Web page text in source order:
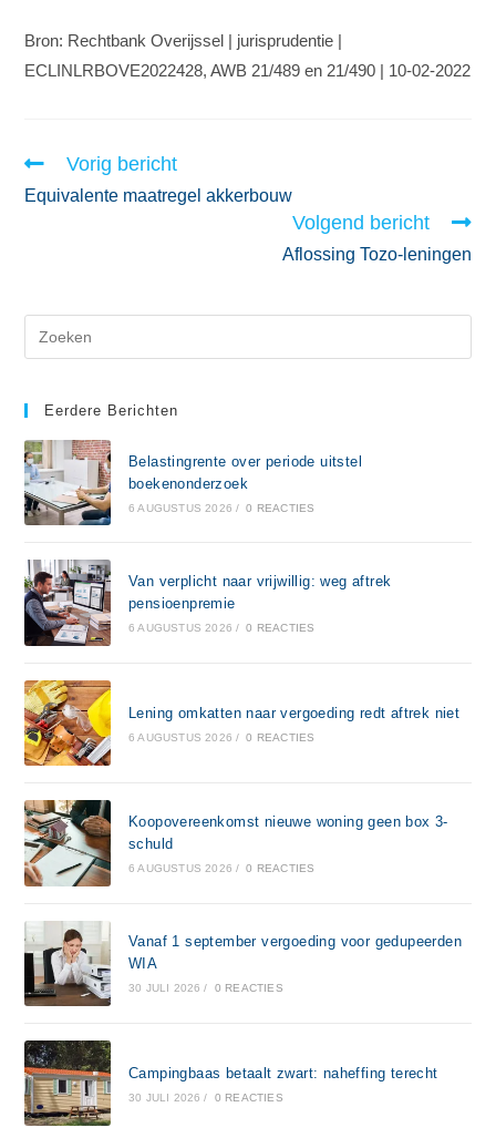
Bron: Rechtbank Overijssel | jurisprudentie |
ECLINLRBOVE2022428, AWB 21/489 en 21/490 | 10-02-2022
Vorig bericht
Equivalente maatregel akkerbouw
Volgend bericht
Aflossing Tozo-leningen
Eerdere Berichten
Belastingrente over periode uitstel
boekenonderzoek
6 AUGUSTUS 2026 / 0 REACTIES
Van verplicht naar vrijwillig: weg aftrek
pensioenpremie
6 AUGUSTUS 2026 / 0 REACTIES
Lening omkatten naar vergoeding redt aftrek niet
6 AUGUSTUS 2026 / 0 REACTIES
Koopovereenkomst nieuwe woning geen box 3-
schuld
6 AUGUSTUS 2026 / 0 REACTIES
Vanaf 1 september vergoeding voor gedupeerden
WIA
30 JULI 2026 / 0 REACTIES
Campingbaas betaalt zwart: naheffing terecht
30 JULI 2026 / 0 REACTIES